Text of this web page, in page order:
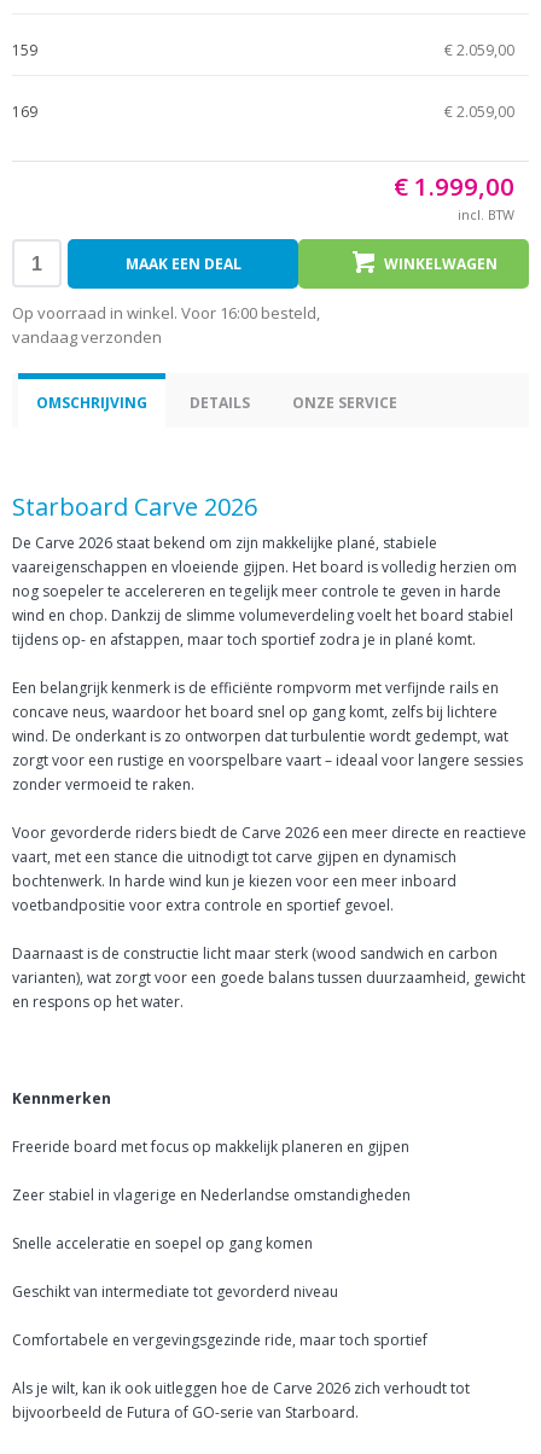
159 € 2.059,00
169 € 2.059,00
€ 1.999,00
incl. BTW
MAAK EEN DEAL WINKELWAGEN
Op voorraad in winkel. Voor 16:00 besteld,
vandaag verzonden
OMSCHRIJVING DETAILS ONZE SERVICE
Starboard Carve 2026
De Carve 2026 staat bekend om zijn makkelijke plané, stabiele
vaareigenschappen en vloeiende gijpen. Het board is volledig herzien om
nog soepeler te accelereren en tegelijk meer controle te geven in harde
wind en chop. Dankzij de slimme volumeverdeling voelt het board stabiel
tijdens op- en afstappen, maar toch sportief zodra je in plané komt.
Een belangrijk kenmerk is de efficiënte rompvorm met verfijnde rails en
concave neus, waardoor het board snel op gang komt, zelfs bij lichtere
wind. De onderkant is zo ontworpen dat turbulentie wordt gedempt, wat
zorgt voor een rustige en voorspelbare vaart – ideaal voor langere sessies
zonder vermoeid te raken.
Voor gevorderde riders biedt de Carve 2026 een meer directe en reactieve
vaart, met een stance die uitnodigt tot carve gijpen en dynamisch
bochtenwerk. In harde wind kun je kiezen voor een meer inboard
voetbandpositie voor extra controle en sportief gevoel.
Daarnaast is de constructie licht maar sterk (wood sandwich en carbon
varianten), wat zorgt voor een goede balans tussen duurzaamheid, gewicht
en respons op het water.
Kennmerken
Freeride board met focus op makkelijk planeren en gijpen
Zeer stabiel in vlagerige en Nederlandse omstandigheden
Snelle acceleratie en soepel op gang komen
Geschikt van intermediate tot gevorderd niveau
Comfortabele en vergevingsgezinde ride, maar toch sportief
Als je wilt, kan ik ook uitleggen hoe de Carve 2026 zich verhoudt tot
bijvoorbeeld de Futura of GO-serie van Starboard.